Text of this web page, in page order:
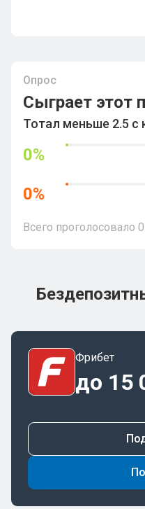
Опрос
Сыграет этот
Тотал меньше 2.5
0%
0%
Всего проголосовало 0
Фрибет
до 15